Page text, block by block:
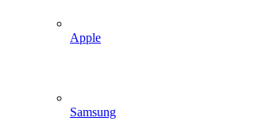
Apple
Samsung